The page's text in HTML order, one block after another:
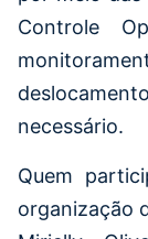
Controle
necessário.
Quem
organização